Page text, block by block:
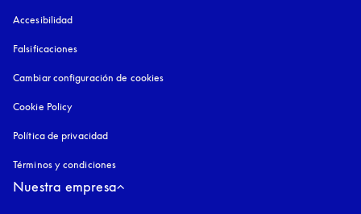
Accesibilidad
Falsificaciones
Cambiar configuración de cookies
Cookie Policy
Política de privacidad
Términos y condiciones
Nuestra empresa